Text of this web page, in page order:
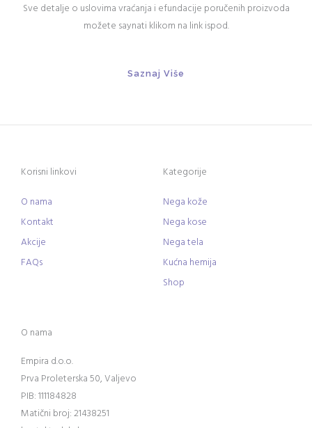
Sve detalje o uslovima vraćanja i efundacije poručenih proizvoda
možete saynati klikom na link ispod.
Saznaj Više
Korisni linkovi
O nama
Kontakt
Akcije
FAQs
Kategorije
Nega kože
Nega kose
Nega tela
Kućna hemija
Shop
O nama
Empira d.o.o.
Prva Proleterska 50, Valjevo
PIB: 111184828
Matični broj: 21438251